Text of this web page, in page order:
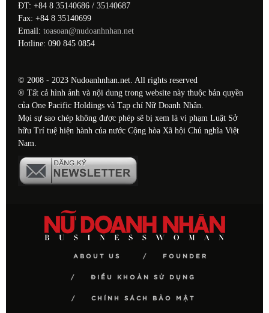
ĐT: +84 8 35140686 / 35140687
Fax: +84 8 35140699
Email: toasoan@nudoanhnhan.net
Hotline: 090 845 0854
© 2008 - 2023 Nudoanhnhan.net. All rights reserved
® Tất cả hình ảnh và nội dung trong website này thuộc bản quyền
của One Pacific Holdings và Tạp chí Nữ Doanh Nhân.
Mọi sự sao chép không được phép sẽ bị xem là vi phạm Luật Sở
hữu Trí tuệ hiện hành của nước Cộng hòa Xã hội Chủ nghĩa Việt
Nam.
ABOUT US FOUNDER
ĐIỀU KHOẢN SỬ DỤNG
CHÍNH SÁCH BẢO MẬT